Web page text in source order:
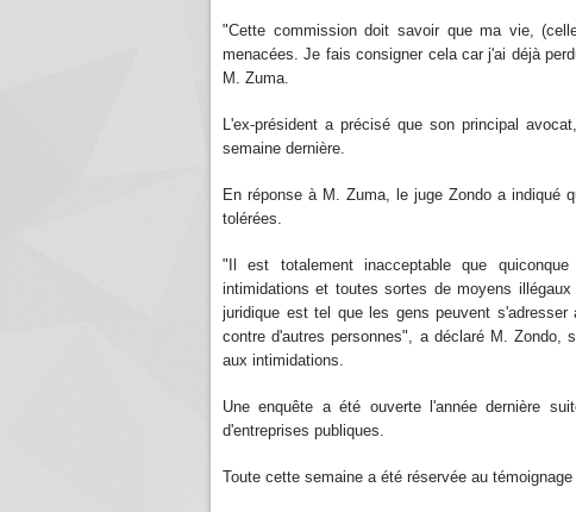
"Cette commission doit savoir que ma vie,
menacées. Je fais consigner cela car j'ai déjà
M. Zuma.
L'ex-président a précisé que son principal
semaine dernière.
En réponse à M. Zuma, le juge Zondo a indiqué
tolérées.
"Il est totalement inacceptable que
intimidations et toutes sortes de moyens
juridique est tel que les gens peuvent
contre d'autres personnes", a déclaré M. Zondo,
aux intimidations.
Une enquête a été ouverte l'année dernière
d'entreprises publiques.
Toute cette semaine a été réservée au